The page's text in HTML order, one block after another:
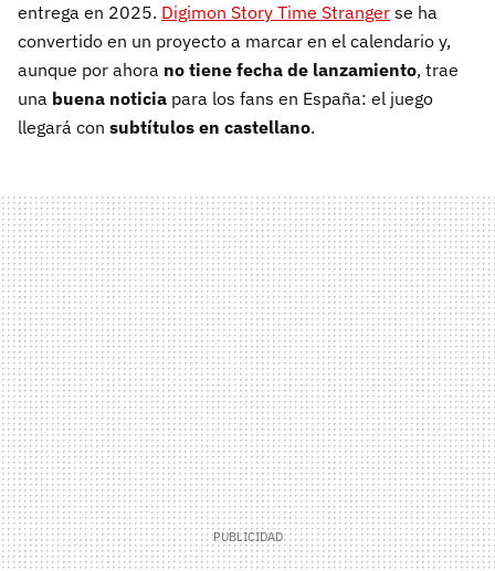
entrega en 2025. Digimon Story Time Stranger se ha
convertido en un proyecto a marcar en el calendario y,
aunque por ahora no tiene fecha de lanzamiento, trae
una buena noticia para los fans en España: el juego
llegará con subtítulos en castellano.